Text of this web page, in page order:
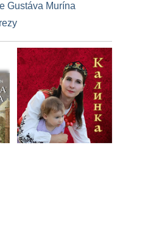
Gustáva Murína